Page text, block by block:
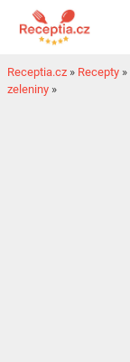
Receptia.cz » Recepty »
zeleniny »